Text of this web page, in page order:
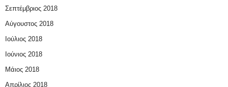
Σεπτέμβριος 2018
Αύγουστος 2018
Ιούλιος 2018
Ιούνιος 2018
Μάιος 2018
Απρίλιος 2018